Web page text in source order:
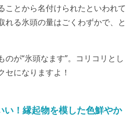
ことから名付けられたといわれて
れる氷頭の量はごくわずかで、と
のが“氷頭なます”。コリコリとし
セになりますよ！
い！縁起物を模した色鮮やか